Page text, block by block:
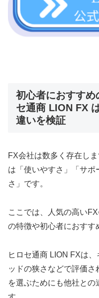
初心者におすすめ
セ通商 LION FX
違いを検証
FX会社は数多く存在し
は「使いやすさ」「サ
さ」です。
ここでは、人気の高い
の特徴や初心者におすす
ヒロセ通商 LION FXは
ッドの狭さなどで評価
を選ぶためにも他社と